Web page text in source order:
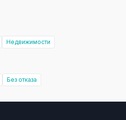
Недвижимости
Без отказа